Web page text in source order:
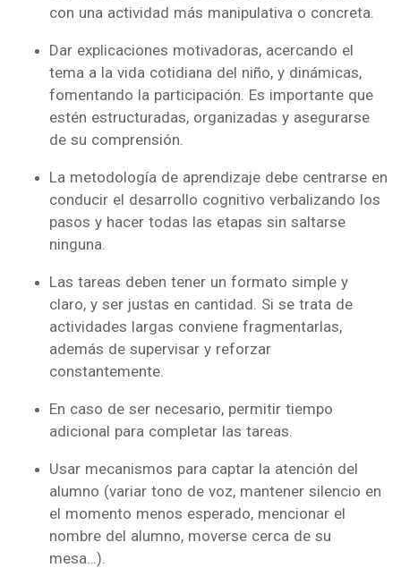
con una actividad más manipulativa o concreta.
Dar explicaciones motivadoras, acercando el
tema a la vida cotidiana del niño, y dinámicas,
fomentando la participación. Es importante que
estén estructuradas, organizadas y asegurarse
de su comprensión.
La metodología de aprendizaje debe centrarse en
conducir el desarrollo cognitivo verbalizando los
pasos y hacer todas las etapas sin saltarse
ninguna.
Las tareas deben tener un formato simple y
claro, y ser justas en cantidad. Si se trata de
actividades largas conviene fragmentarlas,
además de supervisar y reforzar
constantemente.
En caso de ser necesario, permitir tiempo
adicional para completar las tareas.
Usar mecanismos para captar la atención del
alumno (variar tono de voz, mantener silencio en
el momento menos esperado, mencionar el
nombre del alumno, moverse cerca de su
mesa…).